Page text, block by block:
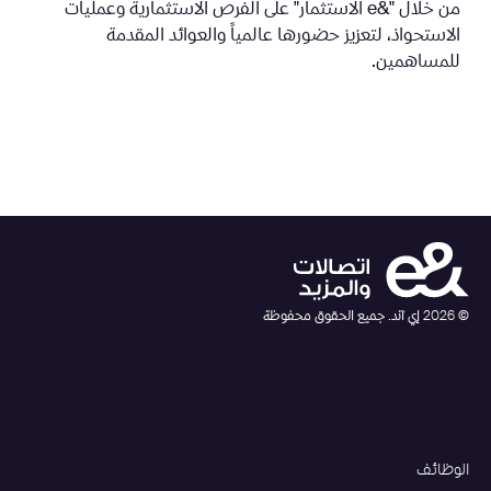
من خلال "&e الاستثمار" على الفرص الاستثمارية وعمليات
الاستحواذ، لتعزيز حضورها عالمياً والعوائد المقدمة
للمساهمين.
©
2026 إي آند. جميع الحقوق محفوظة
الوظائف